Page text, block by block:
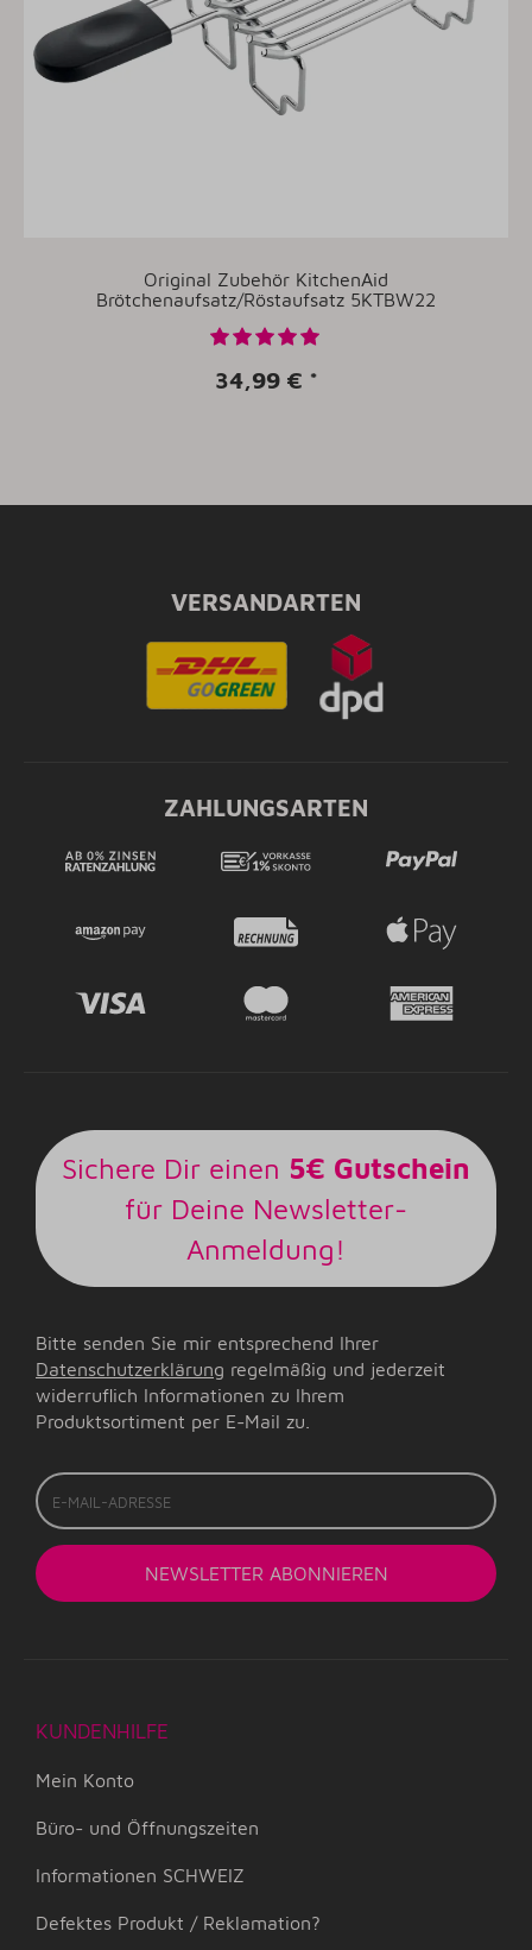
Original Zubehör KitchenAid
Brötchenaufsatz/Röstaufsatz 5KTBW22
34,99 € *
VERSANDARTEN
ZAHLUNGSARTEN
Sichere Dir einen 5€ Gutschein
für Deine Newsletter-
Anmeldung!
Bitte senden Sie mir entsprechend Ihrer
Datenschutzerklärung regelmäßig und jederzeit
widerruflich Informationen zu Ihrem
Produktsortiment per E-Mail zu.
E-
Mail-
Adresse
NEWSLETTER ABONNIEREN
KUNDENHILFE
Mein Konto
Büro- und Öffnungszeiten
Informationen SCHWEIZ
Defektes Produkt / Reklamation?